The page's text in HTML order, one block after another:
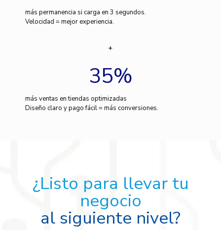
más permanencia si carga en 3 segundos.
Velocidad = mejor experiencia.
35%
más ventas en tiendas optimizadas
Diseño claro y pago fácil = más conversiones.
¿Listo para llevar tu
negocio
al siguiente nivel?